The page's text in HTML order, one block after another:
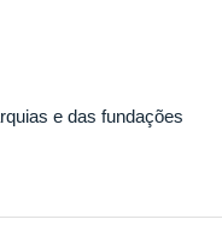
e das fundações